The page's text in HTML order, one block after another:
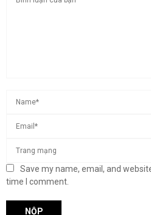
Save my name, email, and
time I comment.